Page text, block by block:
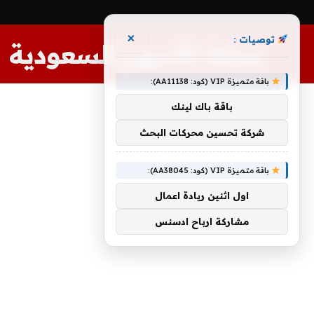
مجلة الأسهم السعودية
توصيات : ×
باقة متميزة VIP (كود: AA11138):
باقة باك لينك
شركة تحسين محركات البحث
باقة متميزة VIP (كود: AA38045):
اول اثنين ريادة اعمال
مشاركة ارباح ادسنس